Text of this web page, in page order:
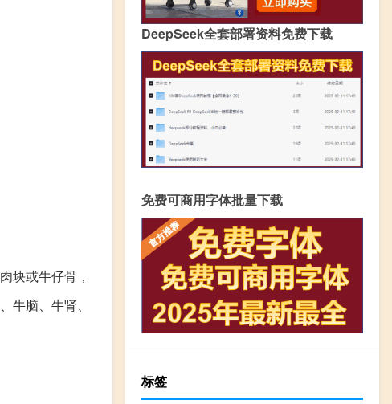
块或牛仔骨，
牛脑、牛肾、
DeepSeek全套部署资料免费下载
免费可商用字体批量下载
标签